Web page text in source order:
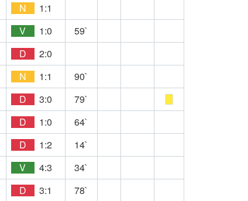
N
1:1
V 1:0
59`
D
2:0
N 1:1
90`
D 3:0
79`
D 1:0
64`
D 1:2
14`
V 4:3
34`
D 3:1
78`